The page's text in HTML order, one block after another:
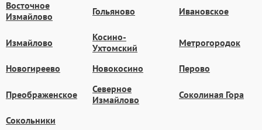
Восточное
Измайлово
Гольяново Ивановское
Измайлово
Косино-
Ухтомский
Метрогородок
Новогиреево Новокосино Перово
Преображенское
Северное
Измайлово
Соколиная Гора
Сокольники